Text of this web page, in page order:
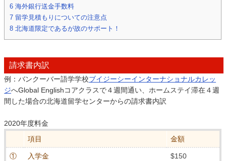
6 海外銀行送金手数料
7 留学見積もりについての注意点
8 北海道限定であるが故のサポート！
請求書内訳
例：バンクーバー語学学校ブイジーシーインターナショナルカレッ
ジへGlobal Englishコアクラスで４週間通い、ホームステイ滞在４週
間した場合の北海道留学センターからの請求書内訳
2020年度料金
項目
金額
① 入学金 $150